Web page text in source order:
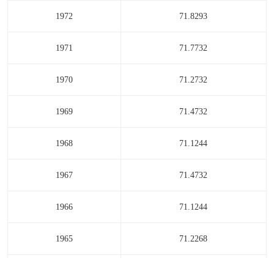
1972 71.8293
1971 71.7732
1970 71.2732
1969 71.4732
1968 71.1244
1967 71.4732
1966 71.1244
1965 71.2268